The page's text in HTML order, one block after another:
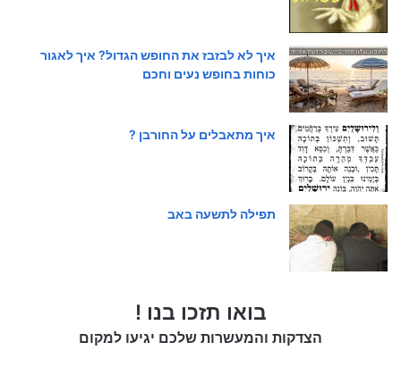
איך לא לבזבז את החופש הגדול? איך לאגור
כוחות בחופש נעים וחכם
איך מתאבלים על החורבן ?
תפילה לתשעה באב
בואו תזכו בנו !
הצדקות והמעשרות שלכם יגיעו למקום